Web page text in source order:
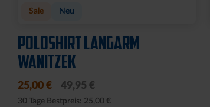
Sale Neu
POLOSHIRT LANGARM
WANITZEK
25,00 € 49,95 €
30 Tage Bestpreis: 25,00 €